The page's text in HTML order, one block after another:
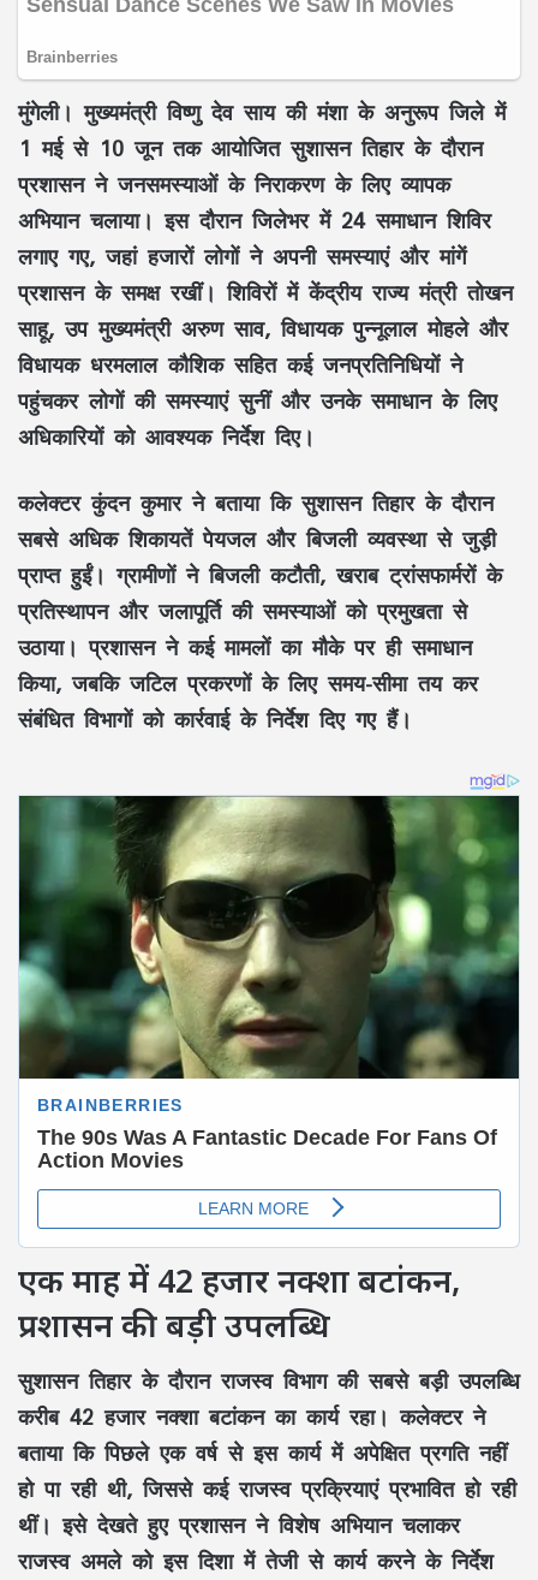
मुंगेली। मुख्यमंत्री विष्णु देव साय की मंशा के अनुरूप जिले में
1 मई से 10 जून तक आयोजित सुशासन तिहार के दौरान
प्रशासन ने जनसमस्याओं के निराकरण के लिए व्यापक
अभियान चलाया। इस दौरान जिलेभर में 24 समाधान शिविर
लगाए गए, जहां हजारों लोगों ने अपनी समस्याएं और मांगें
प्रशासन के समक्ष रखीं। शिविरों में केंद्रीय राज्य मंत्री तोखन
साहू, उप मुख्यमंत्री अरुण साव, विधायक पुन्नूलाल मोहले और
विधायक धरमलाल कौशिक सहित कई जनप्रतिनिधियों ने
पहुंचकर लोगों की समस्याएं सुनीं और उनके समाधान के लिए
अधिकारियों को आवश्यक निर्देश दिए।
कलेक्टर कुंदन कुमार ने बताया कि सुशासन तिहार के दौरान
सबसे अधिक शिकायतें पेयजल और बिजली व्यवस्था से जुड़ी
प्राप्त हुईं। ग्रामीणों ने बिजली कटौती, खराब ट्रांसफार्मरों के
प्रतिस्थापन और जलापूर्ति की समस्याओं को प्रमुखता से
उठाया। प्रशासन ने कई मामलों का मौके पर ही समाधान
किया, जबकि जटिल प्रकरणों के लिए समय-सीमा तय कर
संबंधित विभागों को कार्रवाई के निर्देश दिए गए हैं।
एक माह में 42 हजार नक्शा बटांकन,
प्रशासन की बड़ी उपलब्धि
सुशासन तिहार के दौरान राजस्व विभाग की सबसे बड़ी उपलब्धि
करीब 42 हजार नक्शा बटांकन का कार्य रहा। कलेक्टर ने
बताया कि पिछले एक वर्ष से इस कार्य में अपेक्षित प्रगति नहीं
हो पा रही थी, जिससे कई राजस्व प्रक्रियाएं प्रभावित हो रही
थीं। इसे देखते हुए प्रशासन ने विशेष अभियान चलाकर
राजस्व अमले को इस दिशा में तेजी से कार्य करने के निर्देश